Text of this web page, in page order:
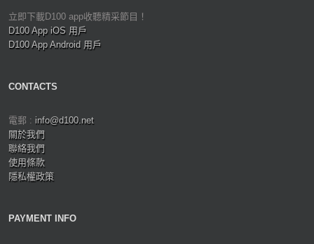
立即下載D100 app收聽精采節目！
D100 App iOS 用戶
D100 App Android 用戶
CONTACTS
電郵 : info@d100.net
關於我們
聯絡我們
使用條款
隱私權政策
PAYMENT INFO